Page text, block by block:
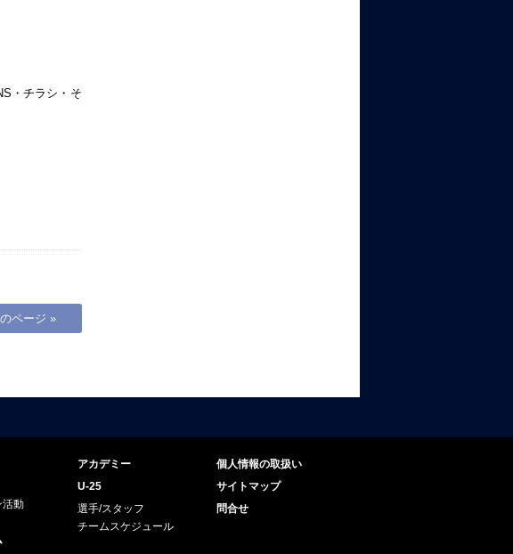
・チラシ・そ
ページ »
活動
アカデミー
U-25
選手/スタッフ
チームスケジュール
個人情報の取扱い
サイトマップ
問合せ